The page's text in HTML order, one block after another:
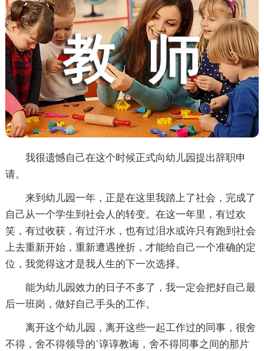
我很遗憾自己在这个时候正式向幼儿园提出辞职申
请。
来到幼儿园一年，正是在这里我踏上了社会，完成了
自己从一个学生到社会人的转变。在这一年里，有过欢
笑，有过收获，有过汗水，也有过泪水或许只有跑到社会
上去重新开始，重新遭遇挫折，才能给自己一个准确的定
位，我觉得这才是我人生的下一次选择。
能为幼儿园效力的日子不多了，我一定会把好自己最
后一班岗，做好自己手头的工作。
离开这个幼儿园，离开这些一起工作过的同事，很舍
不得，舍不得领导的`谆谆教诲，舍不得同事之间的那片